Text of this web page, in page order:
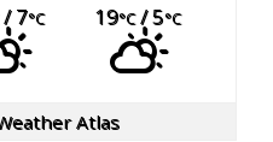
/ 7°C 19°C/ 5°C
Atlas